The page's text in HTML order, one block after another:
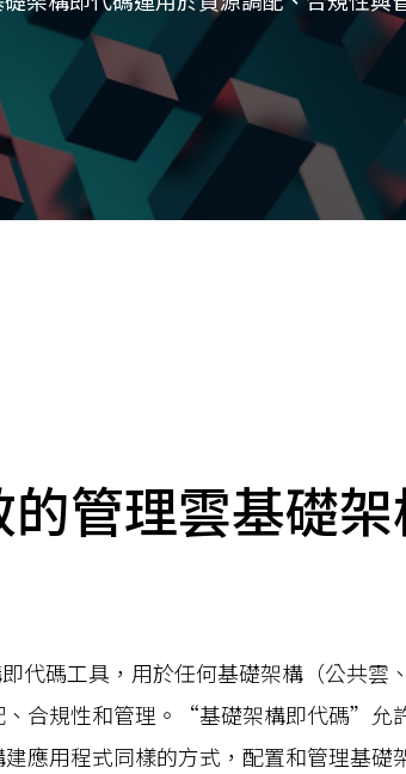
DevOps 解決方案
Data 數據服務
架構健檢
異地備援與雲端備份
CDN服務
GitHub 企業版
開放原始碼安全控管 SNYK
Terraform by HashiCorp
New
管理雲基礎
代碼工具，用於任何基礎架構（公共雲
、合規性和管理。“基礎架構即代碼”允
應用程式同樣的方式，配置和管理基礎